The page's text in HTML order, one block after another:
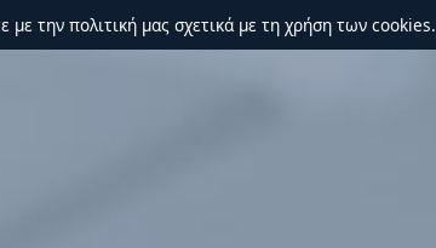
με την πολιτική μας σχετικά με τη χρήση των cookies.